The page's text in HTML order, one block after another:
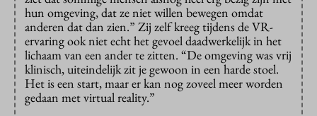
hun omgeving, dat ze niet willen bewegen omdat
anderen dat dan zien.” Zij zelf kreeg tijdens de VR-
ervaring ook niet echt het gevoel daadwerkelijk in het
lichaam van een ander te zitten. “De omgeving was vrij
klinisch, uiteindelijk zit je gewoon in een harde stoel.
Het is een start, maar er kan nog zoveel meer worden
gedaan met virtual reality.”